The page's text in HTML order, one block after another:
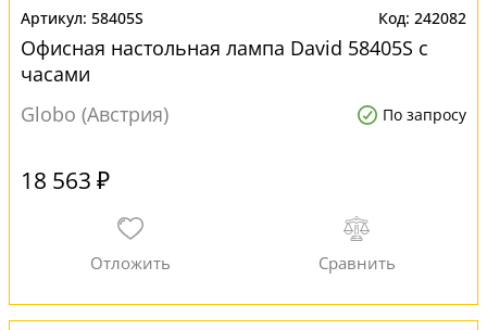
58405S 242082
Офисная настольная лампа David 58405S с
часами
Globo (Австрия)
По запросу
18 563 ₽